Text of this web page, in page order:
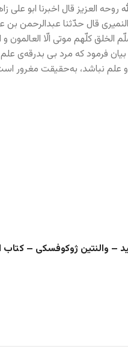
العزیز قال اخبرنا ابو
قال حدّثنا عبدالرحمن
کلّهم موتی الّا العالمون و
فرمود که مرد بی بدرقه‌ی
علم نباشد، به‌حقیقت مغرور
– والنتین ژوکوفسکی – کتاب